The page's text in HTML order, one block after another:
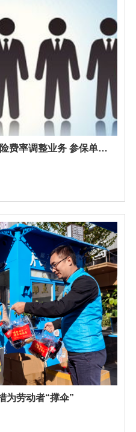
甘肃省启动2026年度工伤保险费率调整业务 参保单位9月底前完成上浮补缴免加收滞纳金
为劳动者“撑伞”